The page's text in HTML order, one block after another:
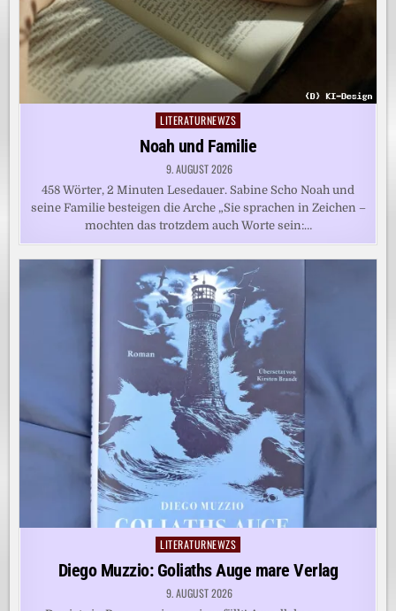
Posted
LITERATURNEWZS
Noah und Familie
9. AUGUST 2026
458 Wörter, 2 Minuten Lesedauer. Sabine Scho Noah und
seine Familie besteigen die Arche „Sie sprachen in Zeichen –
mochten das trotzdem auch Worte sein:…
Posted
in
LITERATURNEWZS
Diego Muzzio: Goliaths Auge mare Verlag
9. AUGUST 2026